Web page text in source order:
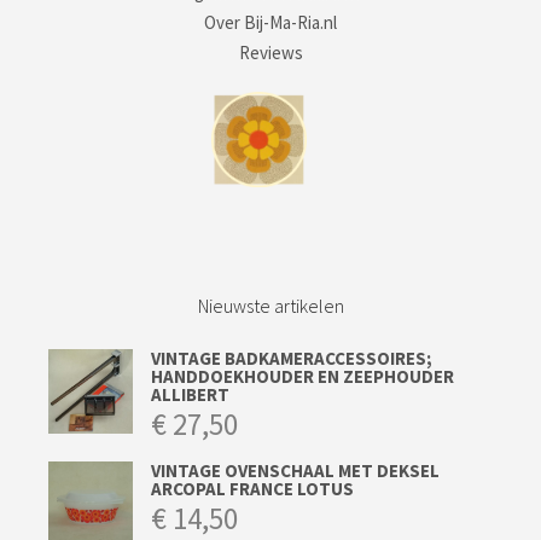
Over Bij-Ma-Ria.nl
Reviews
Nieuwste artikelen
VINTAGE BADKAMERACCESSOIRES;
HANDDOEKHOUDER EN ZEEPHOUDER
ALLIBERT
€27,50
VINTAGE OVENSCHAAL MET DEKSEL
ARCOPAL FRANCE LOTUS
€ 14,50